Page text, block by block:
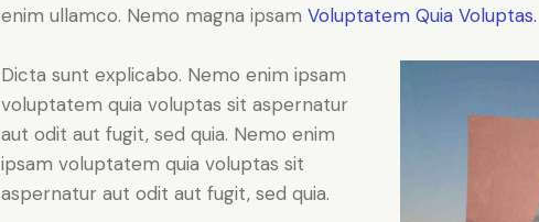
enim ullamco. Nemo magna ipsam Voluptatem Quia Voluptas.
Dicta sunt explicabo. Nemo enim ipsam
voluptatem quia voluptas sit aspernatur
aut odit aut fugit, sed quia. Nemo enim
ipsam voluptatem quia voluptas sit
aspernatur aut odit aut fugit, sed quia.